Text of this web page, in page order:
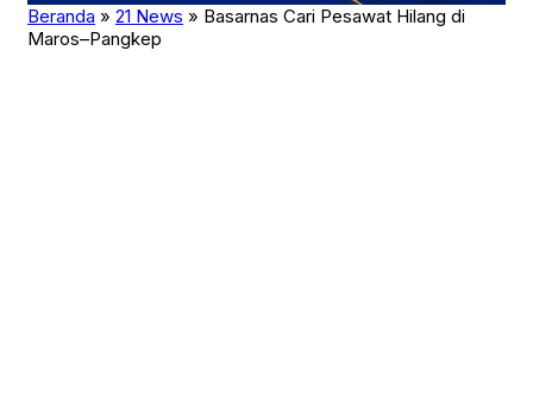
Uncategorized
War
Beranda » 21 News » Basarnas Cari Pesawat Hilang di
Maros–Pangkep